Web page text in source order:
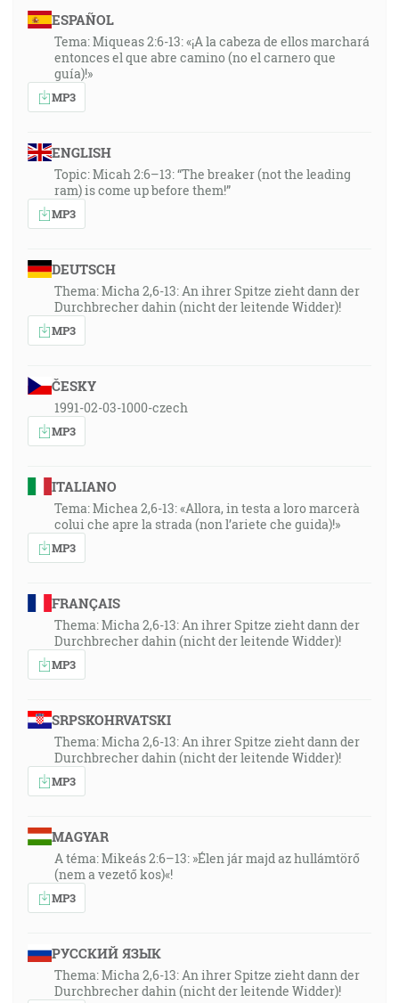
ESPAÑOL
Tema: Miqueas 2:6-13: «¡A la cabeza de ellos marchará
entonces el que abre camino (no el carnero que
guía)!»
MP3
ENGLISH
Topic: Micah 2:6–13: “The breaker (not the leading
ram) is come up before them!”
MP3
DEUTSCH
Thema: Micha 2,6-13: An ihrer Spitze zieht dann der
Durchbrecher dahin (nicht der leitende Widder)!
MP3
ČESKY
1991-02-03-1000-czech
MP3
ITALIANO
Tema: Michea 2,6-13: «Allora, in testa a loro marcerà
colui che apre la strada (non l’ariete che guida)!»
MP3
FRANÇAIS
Thema: Micha 2,6-13: An ihrer Spitze zieht dann der
Durchbrecher dahin (nicht der leitende Widder)!
MP3
SRPSKOHRVATSKI
Thema: Micha 2,6-13: An ihrer Spitze zieht dann der
Durchbrecher dahin (nicht der leitende Widder)!
MP3
MAGYAR
A téma: Mikeás 2:6–13: »Élen jár majd az hullámtörő
(nem a vezető kos)«!
MP3
РУССКИЙ ЯЗЫК
Thema: Micha 2,6-13: An ihrer Spitze zieht dann der
Durchbrecher dahin (nicht der leitende Widder)!